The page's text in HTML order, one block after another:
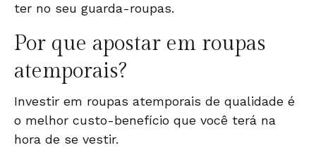
ter no seu guarda-roupas.
Por que apostar em roupas
atemporais?
Investir em roupas atemporais de qualidade é
o melhor custo-benefício que você terá na
hora de se vestir.